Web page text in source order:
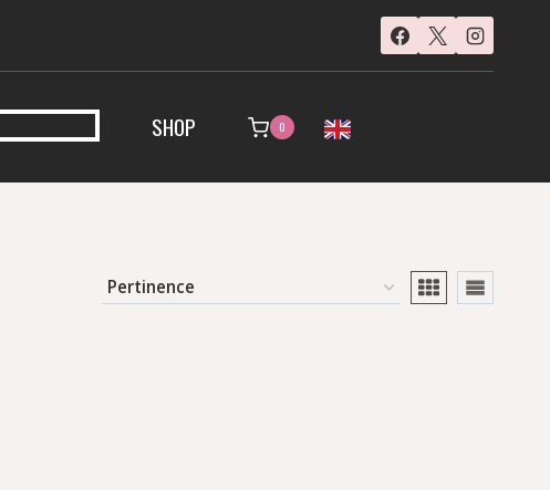
SHOP 0